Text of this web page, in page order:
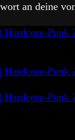
an deine